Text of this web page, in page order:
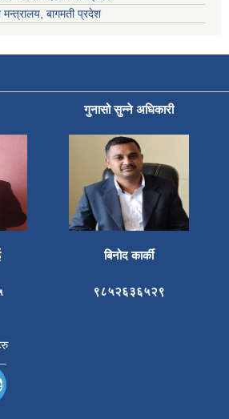
मन्त्रालय, बागमती प्रदेश
गुनासो सुन्ने अधिकारी
बिनोद कार्की
९८५२६३६५२९